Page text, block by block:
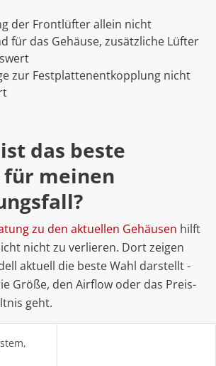
der Frontlüfter allein nicht
für das Gehäuse, zusätzliche Lüfter
zur Festplattenentkopplung nicht
das beste
für meinen
zu den aktuellen Gehäusen hilft
nicht zu verlieren. Dort zeigen
aktuell die beste Wahl darstellt -
Größe, den Airflow oder das Preis-
geht.